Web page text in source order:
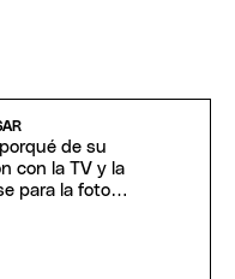
de su
con la TV y la
para la foto